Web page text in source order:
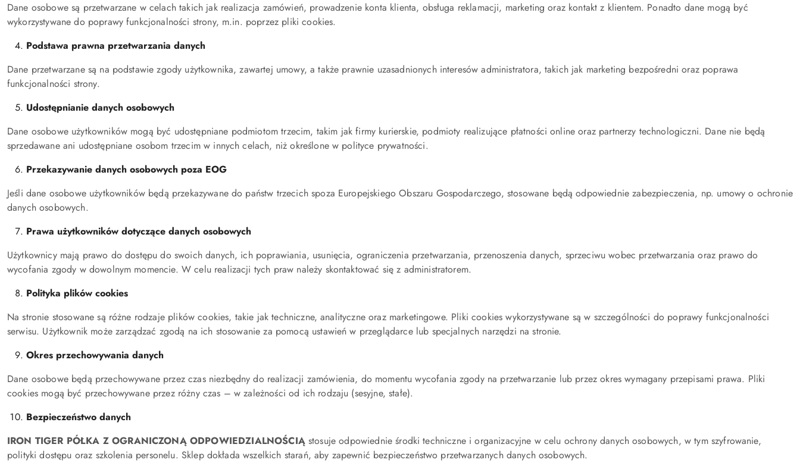
Dane osobowe są przetwarzane w celach takich jak realizacja zamówień, prowadzenie konta klienta, obsługa reklamacji, marketing oraz kontakt z klientem. Ponadto dane mogą być
wykorzystywane do poprawy funkcjonalności strony, m.in. poprzez pliki cookies.
Podstawa prawna przetwarzania danych
Dane przetwarzane są na podstawie zgody użytkownika, zawartej umowy, a także prawnie uzasadnionych interesów administratora, takich jak marketing bezpośredni oraz poprawa
funkcjonalności strony.
Udostępnianie danych osobowych
Dane osobowe użytkowników mogą być udostępniane podmiotom trzecim, takim jak firmy kurierskie, podmioty realizujące płatności online oraz partnerzy technologiczni. Dane nie będą
sprzedawane ani udostępniane osobom trzecim w innych celach, niż określone w polityce prywatności.
Przekazywanie danych osobowych poza EOG
Jeśli dane osobowe użytkowników będą przekazywane do państw trzecich spoza Europejskiego Obszaru Gospodarczego, stosowane będą odpowiednie zabezpieczenia, np. umowy o ochronie
danych osobowych.
Prawa użytkowników dotyczące danych osobowych
Użytkownicy mają prawo do dostępu do swoich danych, ich poprawiania, usunięcia, ograniczenia przetwarzania, przenoszenia danych, sprzeciwu wobec przetwarzania oraz prawo do
wycofania zgody w dowolnym momencie. W celu realizacji tych praw należy skontaktować się z administratorem.
Polityka plików cookies
Na stronie stosowane są różne rodzaje plików cookies, takie jak techniczne, analityczne oraz marketingowe. Pliki cookies wykorzystywane są w szczególności do poprawy funkcjonalności
serwisu. Użytkownik może zarządzać zgodą na ich stosowanie za pomocą ustawień w przeglądarce lub specjalnych narzędzi na stronie.
Okres przechowywania danych
Dane osobowe będą przechowywane przez czas niezbędny do realizacji zamówienia, do momentu wycofania zgody na przetwarzanie lub przez okres wymagany przepisami prawa. Pliki
cookies mogą być przechowywane przez różny czas – w zależności od ich rodzaju (sesyjne, stałe).
Bezpieczeństwo danych
IRON TIGER PÓŁKA Z OGRANICZONĄ ODPOWIEDZIALNOŚCIĄstosuje odpowiednie środki techniczne i organizacyjne w celu ochrony danych osobowych, w tym szyfrowanie,
polityki dostępu oraz szkolenia personelu. Sklep dokłada wszelkich starań, aby zapewnić bezpieczeństwo przetwarzanych danych osobowych.